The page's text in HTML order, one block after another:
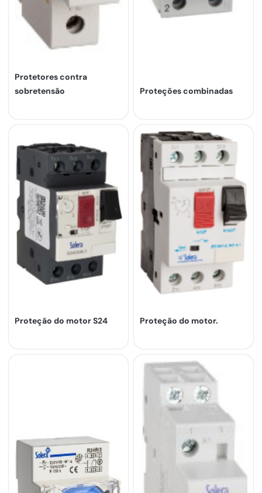
Protetores contra
sobretensão
Proteções combinadas
Proteção do motor S24 Proteção do motor.